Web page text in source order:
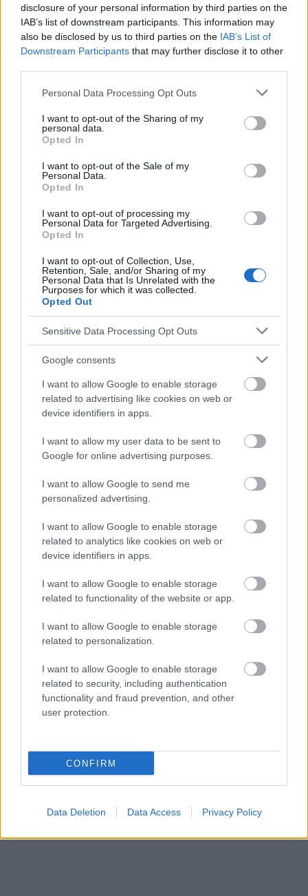
disclosure of your personal information by third parties on the
IAB’s list of downstream participants. This information may
also be disclosed by us to third parties on the IAB’s List of
Downstream Participants that may further disclose it to other
Please note that this website/app uses one or more Google
not limited to your visit or usage behaviour. You may click to
grant or deny consent to Google and its third-party tags to
use your data for below specified purposes in below Google
consent section.
Personal Data Processing Opt Outs
I want to opt-out of the Sharing of my
personal data.
Opted In
I want to opt-out of the Sale of my
Personal Data.
Opted In
I want to opt-out of processing my
Personal Data for Targeted Advertising.
Opted In
I want to opt-out of Collection, Use,
Retention, Sale, and/or Sharing of my
Personal Data that Is Unrelated with the
Purposes for which it was collected.
Opted Out
Sensitive Data Processing Opt Outs
Google consents
I want to allow Google to enable storage
related to advertising like cookies on web or
device identifiers in apps.
I want to allow my user data to be sent to
Google for online advertising purposes.
I want to allow Google to send me
personalized advertising.
I want to allow Google to enable storage
related to analytics like cookies on web or
device identifiers in apps.
I want to allow Google to enable storage
related to functionality of the website or app.
I want to allow Google to enable storage
related to personalization.
I want to allow Google to enable storage
related to security, including authentication
functionality and fraud prevention, and other
user protection.
CONFIRM
Data Deletion Data Access Privacy Policy
WIR EMPFEHLEN INHALTE AUS DER KATEGORIE
Wie lange sollte ein neugeborenes Baby
schlafen?
Werbung: